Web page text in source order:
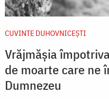
CUVINTE DUHOVNICEȘTI
Vrăjmășia
de moarte care ne
Dumnezeu